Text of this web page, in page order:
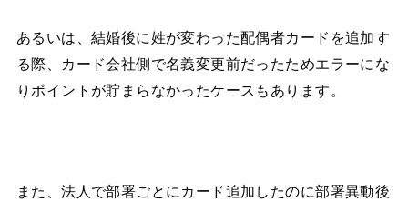
あるいは、結婚後に姓が変わった配偶者カードを追加す
る際、カード会社側で名義変更前だったためエラーにな
りポイントが貯まらなかったケースもあります。
また、法人で部署ごとにカード追加したのに部署異動後